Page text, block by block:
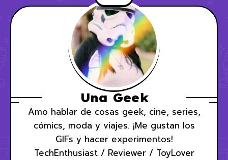
Una Geek
Amo hablar de cosas geek, cine, series,
cómics, moda y viajes. ¡Me gustan los
GIFs y hacer experimentos!
TechEnthusiast / Reviewer / ToyLover